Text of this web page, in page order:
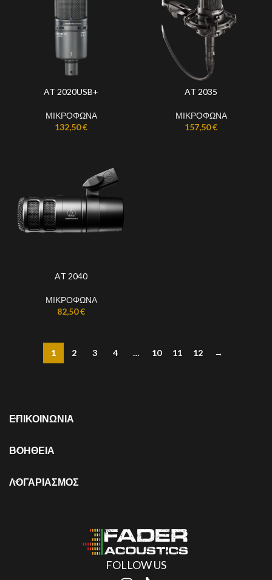
AT 2020USB+
ΜΙΚΡΟΦΩΝΑ
132,50€
AT 2035
ΜΙΚΡΟΦΩΝΑ
157,50€
AT 2040
ΜΙΚΡΟΦΩΝΑ
82,50€
1 2 3 4 … 10 11 12 →
ΕΠΙΚΟΙΝΩΝΙΑ
ΒΟΗΘΕΙΑ
ΛΟΓΑΡΙΑΣΜΟΣ
FOLLOW US